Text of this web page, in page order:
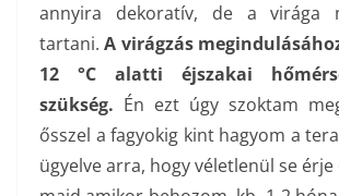
annyira dekoratív, de a virága
tartani.A virágzás
12 °C alatti éjszakai
szükség. Én ezt úgy szoktam
ősszel a fagyokig kint hagyom a
ügyelve arra, hogy véletlenül se érje